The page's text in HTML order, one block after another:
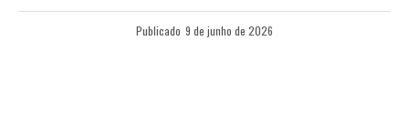
Publicado 9 de junho de 2026